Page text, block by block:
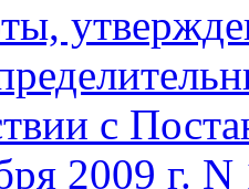
с
2009 г. N